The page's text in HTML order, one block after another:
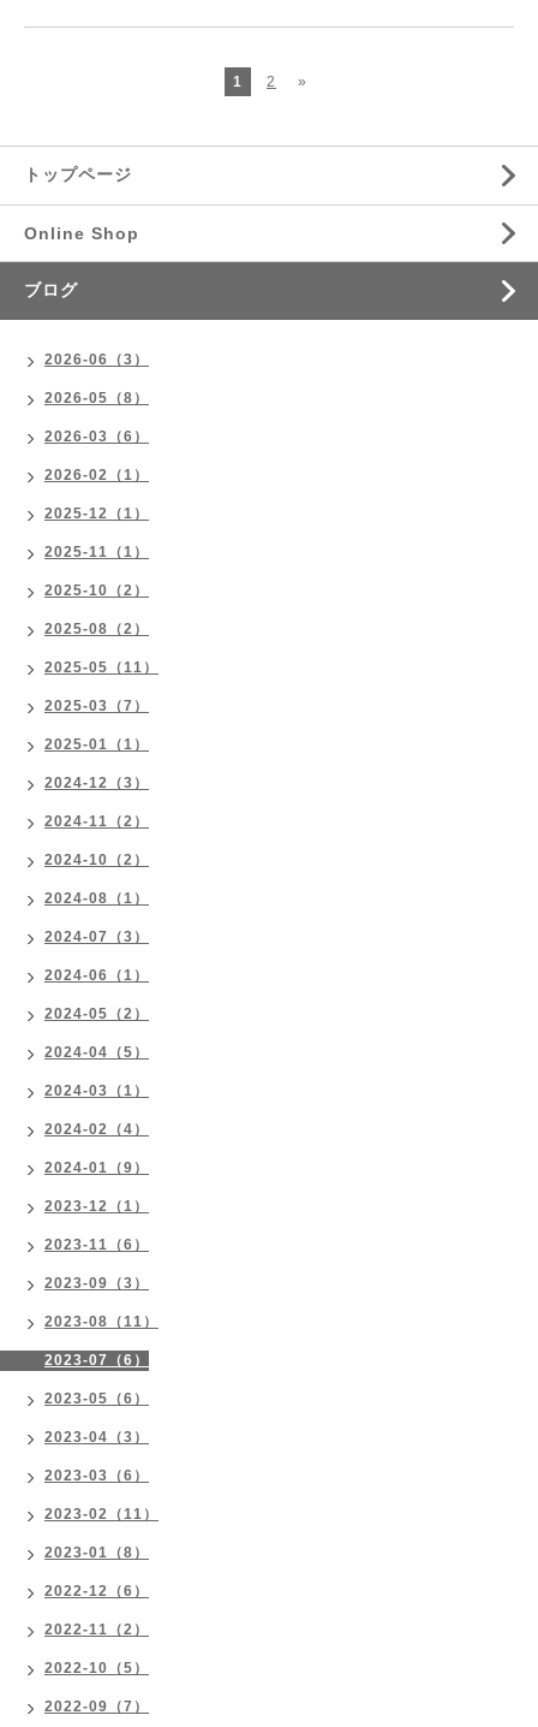
1 2 »
トップページ
Online Shop
ブログ
2026-06（3）
2026-05（8）
2026-03（6）
2026-02（1）
2025-12（1）
2025-11（1）
2025-10（2）
2025-08（2）
2025-05（11）
2025-03（7）
2025-01（1）
2024-12（3）
2024-11（2）
2024-10（2）
2024-08（1）
2024-07（3）
2024-06（1）
2024-05（2）
2024-04（5）
2024-03（1）
2024-02（4）
2024-01（9）
2023-12（1）
2023-11（6）
2023-09（3）
2023-08（11）
2023-07（6）
2023-05（6）
2023-04（3）
2023-03（6）
2023-02（11）
2023-01（8）
2022-12（6）
2022-11（2）
2022-10（5）
2022-09（7）